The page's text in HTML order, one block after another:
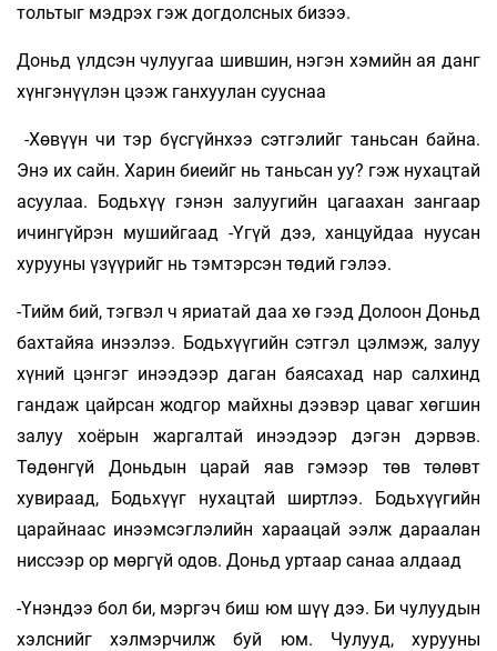
тольтыг мэдрэх гэж догдолсных бизээ.
Доньд үлдсэн чулуугаа шившин, нэгэн хэмийн ая данг
хүнгэнүүлэн цээж ганхуулан сууснаа
-Хөвүүн чи тэр бүсгүйнхээ сэтгэлийг таньсан байна.
Энэ их сайн. Харин биеийг нь таньсан уу? гэж нухацтай
асуулаа. Бодьхүү гэнэн залуугийн цагаахан зангаар
ичингүйрэн мушийгаад -Үгүй дээ, ханцуйдаа нуусан
хурууны үзүүрийг нь тэмтэрсэн төдий гэлээ.
-Тийм бий, тэгвэл ч яриатай даа хө гээд Долоон Доньд
бахтайяа инээлээ. Бодьхүүгийн сэтгэл цэлмэж, залуу
хүний цэнгэг инээдээр даган баясахад нар салхинд
гандаж цайрсан жодгор майхны дээвэр цаваг хөгшин
залуу хоёрын жаргалтай инээдээр дэгэн дэрвэв.
Төдөнгүй Доньдын царай яав гэмээр төв төлөвт
хувираад, Бодьхүүг нухацтай ширтлээ. Бодьхүүгийн
царайнаас инээмсэглэлийн хараацай ээлж дараалан
ниссээр ор мөргүй одов. Доньд уртаар санаа алдаад
-Үнэндээ бол би, мэргэч биш юм шүү дээ. Би чулуудын
хэлснийг хэлмэрчилж буй юм. Чулууд, хурууны